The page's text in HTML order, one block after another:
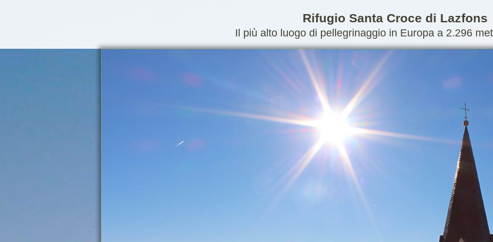
Rifugio Santa Croce di Lazfons
Il più alto luogo di pellegrinaggio in Europa a 2.296